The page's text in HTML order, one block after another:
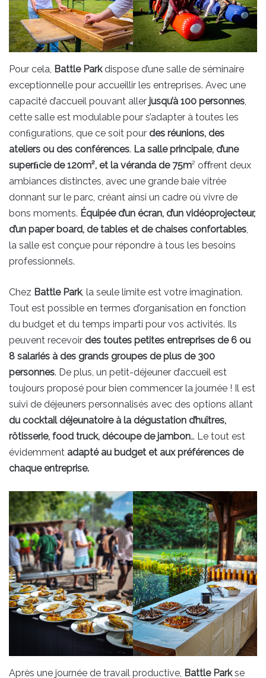
Pour cela, Battle Parkdispose d’une salle de séminaire
exceptionnelle pour accueillir les entreprises. Avec une
capacité d’accueil pouvant aller jusqu’à 100 personnes,
cette salle est modulable pour s’adapter à toutes les
conﬁgurations, que ce soit pour des réunions, des
ateliers ou des conférences. La salle principale, d’une
superﬁcie de 120m², et la véranda de 75m² oﬀrent deux
ambiances distinctes, avec une grande baie vitrée
donnant sur le parc, créant ainsi un cadre où vivre de
bons moments. Équipée d’un écran, d’un vidéoprojecteur,
d’un paper board, de tables et de chaises confortables,
la salle est conçue pour répondre à tous les besoins
professionnels.
Chez Battle Park, la seule limite est votre imagination.
Tout est possible en termes d’organisation en fonction
du budget et du temps imparti pour vos activités. Ils
peuvent recevoir des toutes petites entreprises de 6 ou
8 salariés à des grands groupes de plus de 300
personnes. De plus, un petit-déjeuner d’accueil est
toujours proposé pour bien commencer la journée ! Il est
suivi de déjeuners personnalisés avec des options allant
du cocktail déjeunatoire à la dégustation d’huîtres,
rôtisserie, food truck, découpe de jambon… Le tout est
évidemment adapté au budget et aux préférences de
chaque entreprise.
Après une journée de travail productive, Battle Parkse